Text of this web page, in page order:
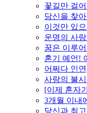
꽃길만 걸
당신을 찾
이것만 있
운명의 사
꿈은 이루
혼기 예언!
어쩌다 인
사랑의 불
[이제 혼자
3개월 이내
당신과 최